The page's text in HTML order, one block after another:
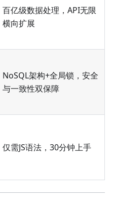
百亿级数据处理，API无限
横向扩展
NoSQL架构+全局锁，安全
与一致性双保障
仅需JS语法，30分钟上手